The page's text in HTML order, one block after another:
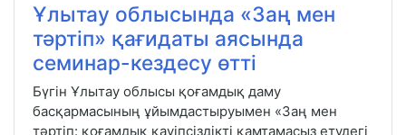
Ұлытау облысында «Заң мен
тәртіп» қағидаты аясында
семинар-кездесу өтті
Бүгін Ұлытау облысы қоғамдық даму
басқармасының ұйымдастыруымен «Заң мен
тәртіп: қоғамдық қауіпсіздікті қамтамасыз етудегі